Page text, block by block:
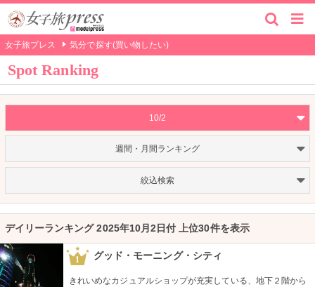
女子旅プレス 気分で探す(買い物したい)
Spot Ranking
10/2
週間・月間ランキング
絞込検索
デイリーランキング 2025年10月2日付 上位30件を表示
1 グッド・モーニング・シティ
きれいめなカジュアルショップが充実している、地下２階から